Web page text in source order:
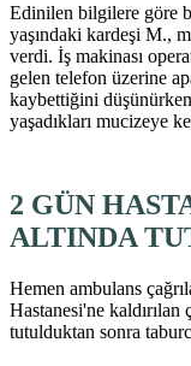
Edinilen bilgilere göre
yaşındaki kardeşi M.,
verdi. İş makinası
gelen telefon üzerine
kaybettiğini
yaşadıkları mucizeye
2 GÜN
ALTINDA
Hemen ambulans
Hastanesi'ne kaldırılan
tutulduktan sonra